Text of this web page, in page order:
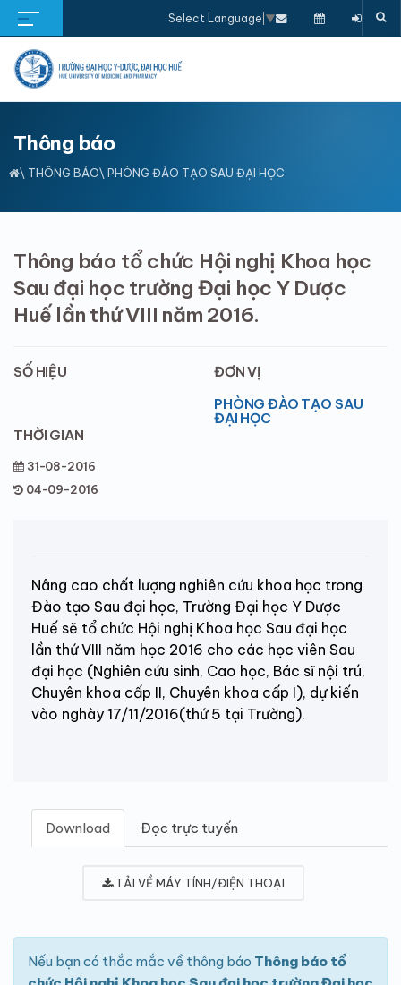
Select Language ▼
Thông báo
\ THÔNG BÁO\ PHÒNG ĐÀO TẠO SAU ĐẠI HỌC
Thông báo tổ chức Hội nghị Khoa học
Sau đại học trường Đại học Y Dược
Huế lần thứ VIII năm 2016.
SỐ HIỆU
ĐƠN VỊ
PHÒNG ĐÀO TẠO SAU
ĐẠI HỌC
THỜI GIAN
31-08-2016
04-09-2016
Nâng cao chất lượng nghiên cứu khoa học trong
Đào tạo Sau đại học, Trường Đại học Y Dược
Huế sẽ tổ chức Hội nghị Khoa học Sau đại học
lần thứ VIII năm học 2016 cho các học viên Sau
đại học (Nghiên cứu sinh, Cao học, Bác sĩ nội trú,
Chuyên khoa cấp II, Chuyên khoa cấp I), dự kiến
vào nghày 17/11/2016(thứ 5 tại Trường).
Download Đọc trực tuyến
TẢI VỀ MÁY TÍNH/ĐIỆN THOẠI
Nếu bạn có thắc mắc về thông báo Thông báo tổ